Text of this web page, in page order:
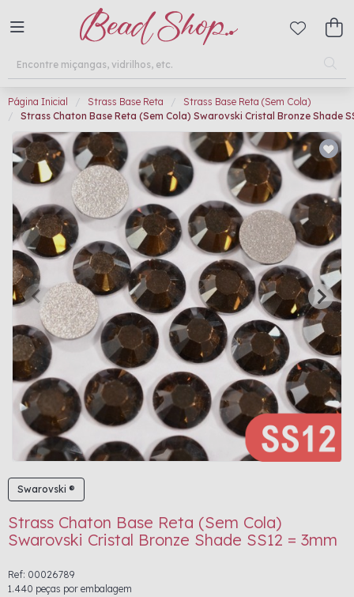
Página Inicial Strass Base Reta
Strass Base Reta (Sem Cola)
Strass Chaton Base Reta (Sem Cola) Swarovski Cristal Bronze Shade
Swarovski ®
Strass Chaton Base Reta (Sem Cola)
Swarovski Cristal Bronze Shade SS12 = 3mm
Ref: 00026789
1.440 peças por embalagem